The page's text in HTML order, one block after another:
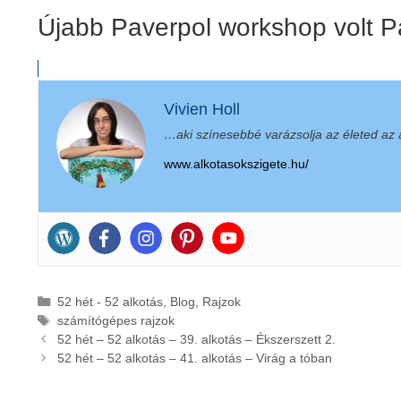
Újabb Paverpol workshop volt
Vivien Holl
…aki színesebbé varázsolja az életed az
www.alkotasokszigete.hu/
Kategória
52 hét - 52 alkotás, Blog
Rajzok
Címkék
számítógépes rajzok
52 hét – 52 alkotás – 39. alkotás – Ékszerszett 2.
52 hét – 52 alkotás – 41. alkotás – Virág a tóban